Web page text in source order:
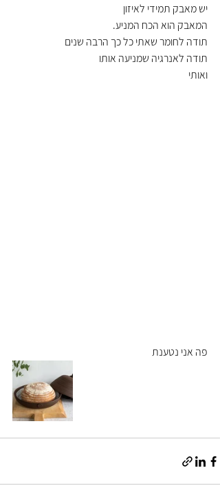
יש מאבק תמידי לאיזון
המאבק הוא הכח המניע.
תודה לחומר שאתי כל כך הרבה שנים
תודה לאנרגיה שמניעה אותו
ואותי
פה אני נטענת